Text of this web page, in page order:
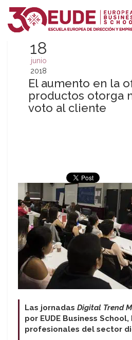
18
junio
2018
El aumento en la
productos otorga
voto al cliente
Las jornadas Digital Trend
por EUDE Business
profesionales del sector